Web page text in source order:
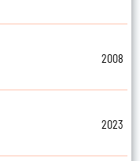
2008
2023